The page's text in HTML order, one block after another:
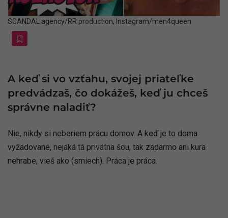
SCANDAL agency/RR production, Instagram/men4queen
A keď si vo vzťahu, svojej priateľke
predvádzaš, čo dokážeš, keď ju chceš
správne naladiť?
Nie, nikdy si neberiem prácu domov. A keď je to doma
vyžadované, nejaká tá privátna šou, tak zadarmo ani kura
nehrabe, vieš ako (smiech). Práca je práca.